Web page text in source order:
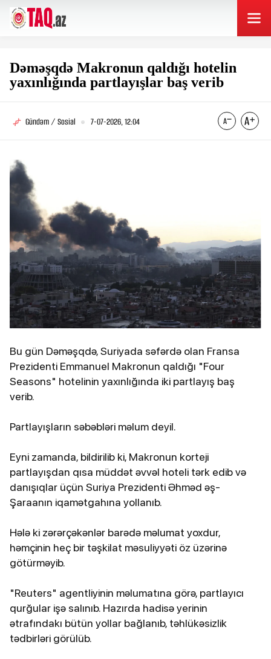
Dəməşqdə Makronun qaldığı hotelin
yaxınlığında partlayışlar baş verib
Gündəm / Sosial 7-07-2026, 12:04
Bu gün Dəməşqdə, Suriyada səfərdə olan Fransa
Prezidenti Emmanuel Makronun qaldığı "Four
Seasons" hotelinin yaxınlığında iki partlayış baş
verib.
Partlayışların səbəbləri məlum deyil.
Eyni zamanda, bildirilib ki, Makronun korteji
partlayışdan qısa müddət əvvəl hoteli tərk edib və
danışıqlar üçün Suriya Prezidenti Əhməd əş-
Şaraanın iqamətgahına yollanıb.
Hələ ki zərərçəkənlər barədə məlumat yoxdur,
həmçinin heç bir təşkilat məsuliyyəti öz üzərinə
götürməyib.
"Reuters" agentliyinin məlumatına görə, partlayıcı
qurğular işə salınıb. Hazırda hadisə yerinin
ətrafındakı bütün yollar bağlanıb, təhlükəsizlik
tədbirləri görülüb.